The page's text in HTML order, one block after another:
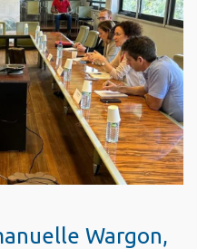
Wargon,